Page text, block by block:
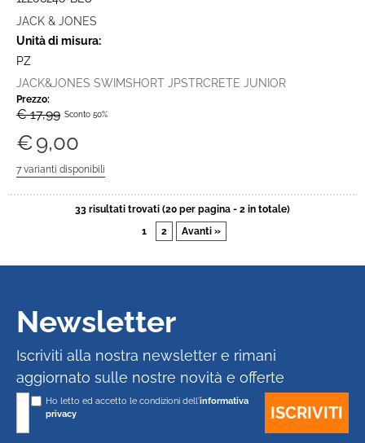
JACK & JONES
Unità di misura:
PZ
JACK&JONES SWIMSHORT JPSTRCRETE JUNIOR
Prezzo:
€ 17,99 Sconto 50%
€9,00
33 risultati trovati (20 per pagina - 2 in totale)
1
2 Avanti »
Newsletter
Iscriviti alla nostra newsletter e rimani
aggiornato sulle nostre novità e offerte
Ho letto ed accetto le condizioni dell'informativa
privacy